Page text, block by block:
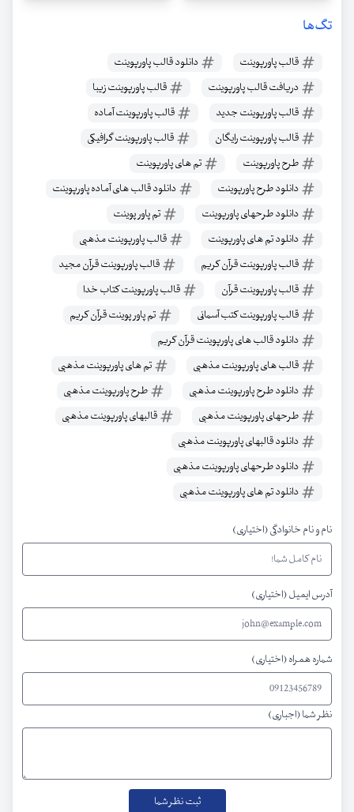
تگ‌ها
قالب پاورپوینت
دانلود قالب پاورپوینت
دریافت قالب پاورپوینت
قالب پاورپوینت زیبا
قالب پاورپوینت جدید
قالب پاورپوینت آماده
قالب پاورپوینت رایگان
قالب پاورپوینت گرافیکی
طرح پاورپوینت
تم های پاورپوینت
دانلود طرح پاورپوینت
دانلود قالب های آماده پاورپوینت
دانلود طرحهای پاورپوینت
تم پاور پوینت
دانلود تم های پاورپوینت
قالب پاورپوینت مذهبی
قالب پاورپوینت قرآن کریم
قالب پاورپوینت قرآن مجید
قالب پاورپوینت قرآن
قالب پاورپوینت کتاب خدا
قالب پاورپوینت کتب آسمانی
تم پاور پوینت قرآن کریم
دانلود قالب های پاورپوینت قرآن کریم
قالب های پاورپوینت مذهبی
تم های پاورپوینت مذهبی
دانلود طرح پاورپوینت مذهبی
طرح پاورپوینت مذهبی
طرحهای پاورپوینت مذهبی
قالبهای پاورپوینت مذهبی
دانلود قالبهای پاورپوینت مذهبی
دانلود طرحهای پاورپوینت مذهبی
دانلود تم های پاورپوینت مذهبی
نام و نام خانوادگی (اختیاری)
آدرس ایمیل (اختیاری)
شماره همراه (اختیاری)
نظر شما (اجباری)